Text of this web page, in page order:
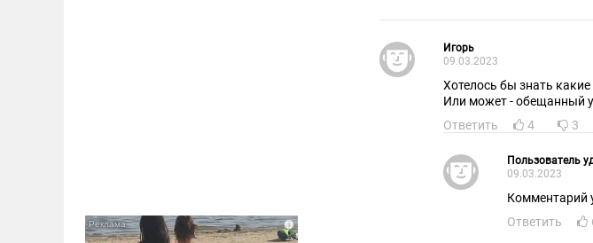
Игорь
09.03.2023
Хотелось бы знать
Или может - обещанный
Ответить
4 3
Пользователь
09.03.2023
Комментарий
Ответить